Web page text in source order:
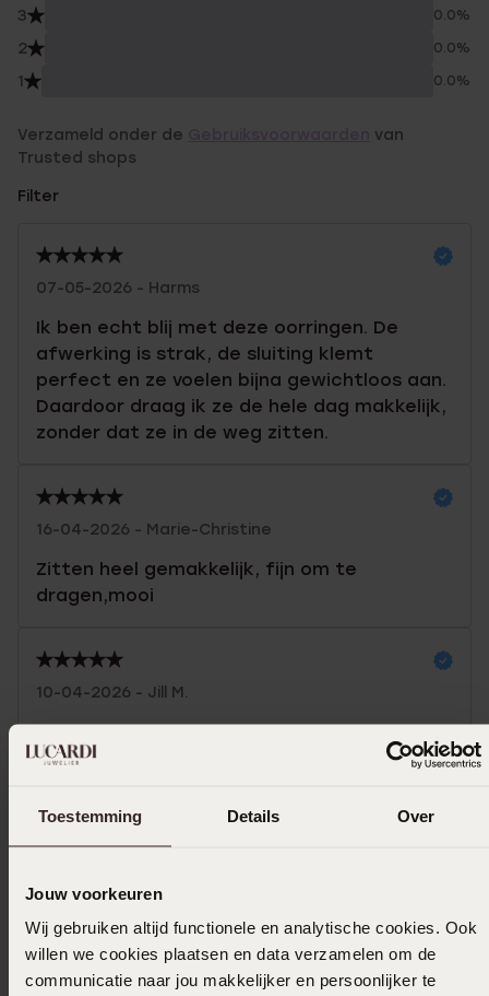
Toestemming Details Over
Jouw voorkeuren
Wij gebruiken altijd functionele en analytische cookies. Ook
willen we cookies plaatsen en data verzamelen om de
communicatie naar jou makkelijker en persoonlijker te
3 0.0%
2 0.0%
1 0.0%
Verzameld onder de
van
Trusted shops
Filter
07-05-2026 - Harms
Ik ben echt blij met deze oorringen. De
afwerking is strak, de sluiting klemt
perfect en ze voelen bijna gewichtloos aan.
Daardoor draag ik ze de hele dag makkelijk,
zonder dat ze in de weg zitten.
16-04-2026 - Marie-Christine
Zitten heel gemakkelijk, fijn om te
dragen,mooi
10-04-2026 - Jill M.
Net even anders dan standaard oorbellen.
In winkelmand
Ook leuk voor jou